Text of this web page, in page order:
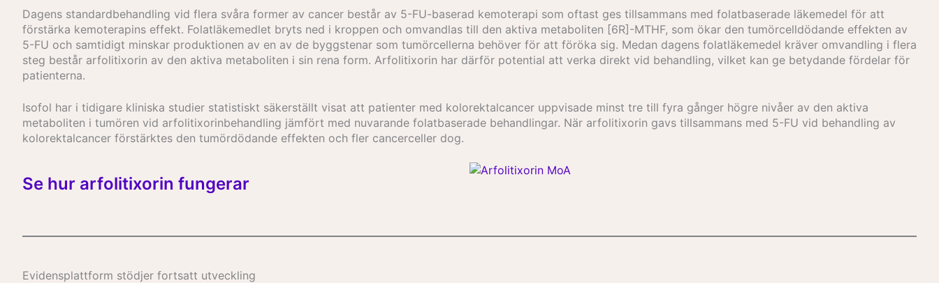
Dagens standardbehandling vid flera svåra former av cancer består av 5-FU-baserad kemoterapi som oftast ges tillsammans med folatbaserade läkemedel för att
förstärka kemoterapins effekt. Folatläkemedlet bryts ned i kroppen och omvandlas till den aktiva metaboliten [6R]-MTHF, som ökar den tumörcelldödande effekten av
5-FU och samtidigt minskar produktionen av en av de byggstenar som tumörcellerna behöver för att föröka sig. Medan dagens folatläkemedel kräver omvandling i flera
steg består arfolitixorin av den aktiva metaboliten i sin rena form. Arfolitixorin har därför potential att verka direkt vid behandling, vilket kan ge betydande fördelar för
patienterna.
Isofol har i tidigare kliniska studier statistiskt säkerställt visat att patienter med kolorektalcancer uppvisade minst tre till fyra gånger högre nivåer av den aktiva
metaboliten i tumören vid arfolitixorinbehandling jämfört med nuvarande folatbaserade behandlingar. När arfolitixorin gavs tillsammans med 5-FU vid behandling av
kolorektalcancer förstärktes den tumördödande effekten och fler cancerceller dog.
Se hur arfolitixorin fungerar
Evidensplatt­form stödjer fortsatt utveckling